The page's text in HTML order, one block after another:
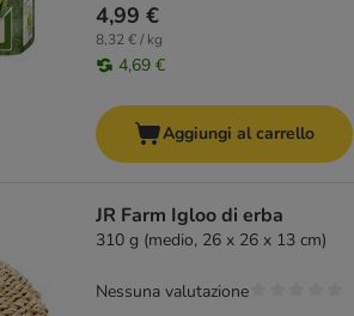
4,99 €
8,32 € / kg
4,69 €
Aggiungi al carrello
JR Farm Igloo di erba
310 g (medio, 26 x 26 x 13 cm)
Nessuna valutazione